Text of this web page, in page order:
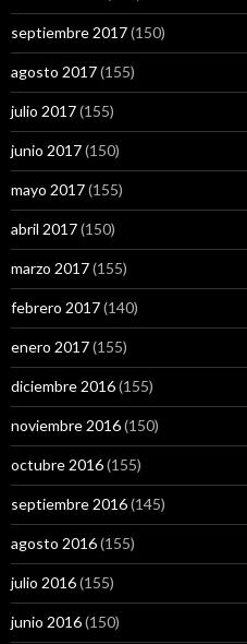
septiembre 2017(150)
agosto 2017(155)
julio 2017(155)
junio 2017(150)
mayo 2017(155)
abril 2017(150)
marzo 2017(155)
febrero 2017(140)
enero 2017(155)
diciembre 2016(155)
noviembre 2016(150)
octubre 2016(155)
septiembre 2016(145)
agosto 2016(155)
julio 2016(155)
junio 2016(150)